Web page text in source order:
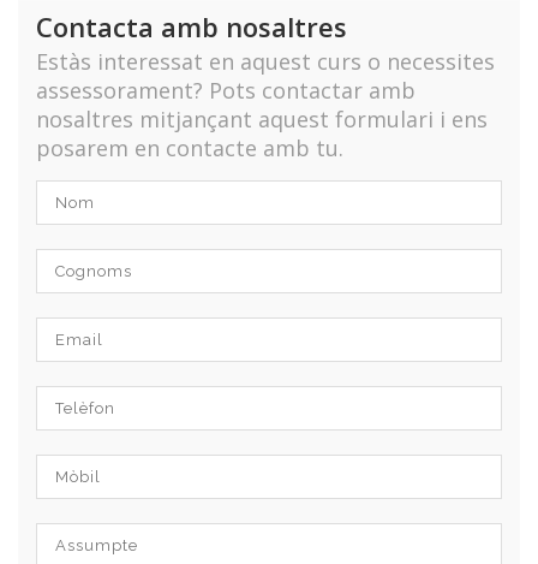
Contacta amb nosaltres
Estàs interessat en aquest curs o necessites
assessorament? Pots contactar amb
nosaltres mitjançant aquest formulari i ens
posarem en contacte amb tu.